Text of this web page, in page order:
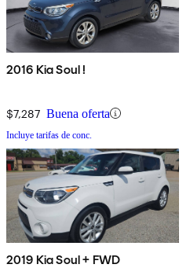
2016 Kia Soul !
$7,287 Buena oferta
Incluye tarifas de conc.
2019 Kia Soul + FWD